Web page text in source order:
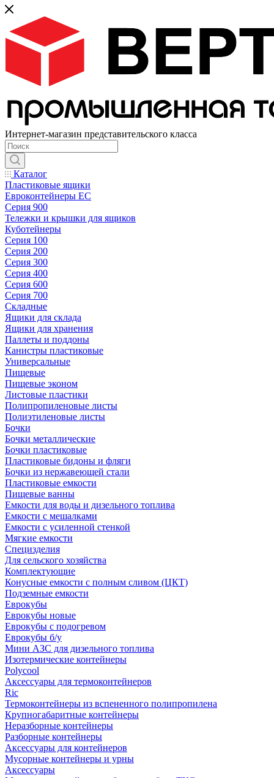
Интернет-магазин представительского класса
Каталог
Пластиковые ящики
Евроконтейнеры ЕС
Серия 900
Тележки и крышки для ящиков
Куботейнеры
Серия 100
Серия 200
Серия 300
Серия 400
Серия 600
Серия 700
Складные
Ящики для склада
Ящики для хранения
Паллеты и поддоны
Канистры пластиковые
Универсальные
Пищевые
Пищевые эконом
Листовые пластики
Полипропиленовые листы
Полиэтиленовые листы
Бочки
Бочки металлические
Бочки пластиковые
Пластиковые бидоны и фляги
Бочки из нержавеющей стали
Пластиковые емкости
Пищевые ванны
Емкости для воды и дизельного топлива
Емкости с мешалками
Емкости с усиленной стенкой
Мягкие емкости
Специзделия
Для сельского хозяйства
Комплектующие
Конусные емкости с полным сливом (ЦКТ)
Подземные емкости
Еврокубы
Еврокубы новые
Еврокубы с подогревом
Еврокубы б/у
Мини АЗС для дизельного топлива
Изотермические контейнеры
Polycool
Аксессуары для термоконтейнеров
Ric
Термоконтейнеры из вспененного полипропилена
Крупногабаритные контейнеры
Неразборные контейнеры
Разборные контейнеры
Аксессуары для контейнеров
Мусорные контейнеры и урны
Аксессуары